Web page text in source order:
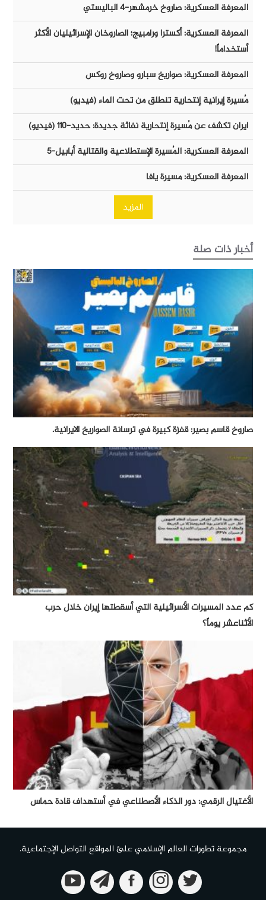
المعرفة العسكرية: صاروخ خرمشهر-٤ الباليستي
المعرفة العسكرية: أكسترا ورامبيج؛ الصاروخان الإسرائيليان الأكثر
أستخداماً!
المعرفة العسكرية: صواريخ سبارو وصاروخ روكس
مُسيرة إيرانية إنتحارية تنطلق من تحت الماء (فيديو)
ايران تكشف عن مُسيرة إنتحارية نفاثة جديدة: حديد-١١٠ (فيديو)
المعرفة العسكرية: المُسيرة الإستطلاعية والقتالية أبابيل-٥
المعرفة العسكرية: مسيرة يافا
المزيد
أخبار ذات صلة
صاروخ قاسم بصير: قفزة كبيرة في ترسانة الصواريخ الايرانية.
كم عدد المسيرات الأسرائيلية التي أسقطتها إيران خلال حرب
الأثناعشر يوماً؟
الأغتيال الرقمي: دور الذكاء الأصطناعي في أستهداف قادة حماس
مجموعة تطورات العالم الإسلامي علئ المواقع التواصل الإجتماعية.